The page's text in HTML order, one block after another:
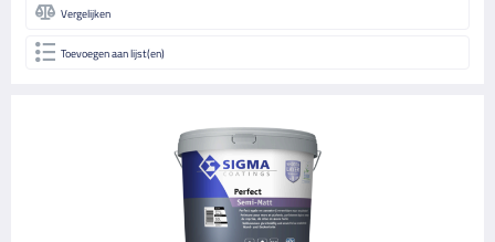
Vergelijken
Toevoegen aan lijst(en)